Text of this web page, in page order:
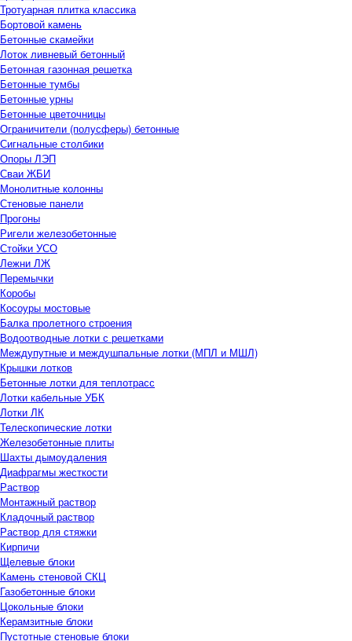
Тротуарная плитка классика
Бортовой камень
Бетонные скамейки
Лоток ливневый бетонный
Бетонная газонная решетка
Бетонные тумбы
Бетонные урны
Бетонные цветочницы
Ограничители (полусферы) бетонные
Сигнальные столбики
Опоры ЛЭП
Сваи ЖБИ
Монолитные колонны
Стеновые панели
Прогоны
Ригели железобетонные
Стойки УСО
Лежни ЛЖ
Перемычки
Коробы
Косоуры мостовые
Балка пролетного строения
Водоотводные лотки с решетками
Междупутные и междушпальные лотки (МПЛ и МШЛ)
Крышки лотков
Бетонные лотки для теплотрасс
Лотки кабельные УБК
Лотки ЛК
Телескопические лотки
Железобетонные плиты
Шахты дымоудаления
Диафрагмы жесткости
Раствор
Монтажный раствор
Кладочный раствор
Раствор для стяжки
Кирпичи
Щелевые блоки
Камень стеновой СКЦ
Газобетонные блоки
Цокольные блоки
Керамзитные блоки
Пустотные стеновые блоки